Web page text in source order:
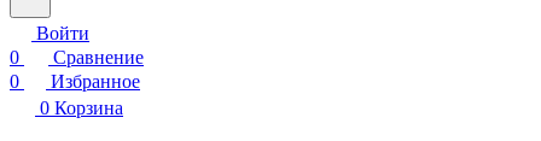
Войти
0
Сравнение
0
Избранное
0 Корзина